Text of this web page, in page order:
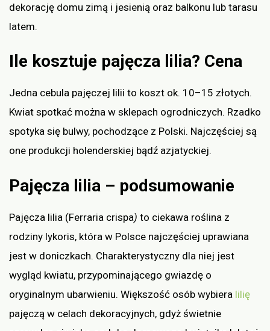
dekorację domu zimą i jesienią oraz balkonu lub tarasu
latem.
Ile kosztuje pajęcza lilia? Cena
Jedna cebula pajęczej lilii to koszt ok. 10–15 złotych.
Kwiat spotkać można w sklepach ogrodniczych. Rzadko
spotyka się bulwy, pochodzące z Polski. Najczęściej są
one produkcji holenderskiej bądź azjatyckiej.
Pajęcza lilia – podsumowanie
Pajęcza lilia (Ferraria crispa) to ciekawa roślina z
rodziny lykoris, która w Polsce najczęściej uprawiana
jest w doniczkach. Charakterystyczny dla niej jest
wygląd kwiatu, przypominającego gwiazdę o
oryginalnym ubarwieniu. Większość osób wybiera lilię
pajęczą w celach dekoracyjnych, gdyż świetnie